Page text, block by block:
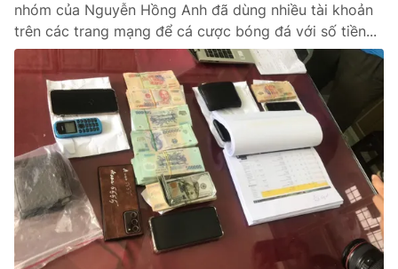
nhóm của Nguyễn Hồng Anh đã dùng nhiều tài khoản
trên các trang mạng để cá cược bóng đá với số tiền...